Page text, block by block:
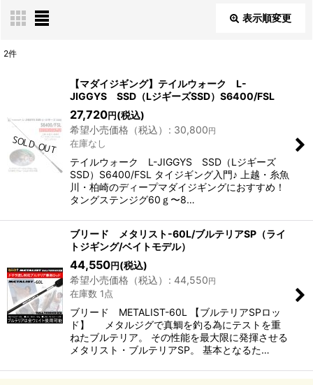
表示順変更
並び順:
絞り込む
2件
【マダイジギング】テイルウォーク L-
JIGGYS SSD（LジギーズSSD）S6400/FSL
27,720円(税込)
希望小売価格（税込）
: 30,800円
在庫なし
テイルウォーク L-JIGGYS SSD（Lジギーズ
SSD）S6400/FSL タイジギング入門♪ 上越・糸魚
川・柏崎のディープマダイジギングにおすすめ！
タングステンジグ60ｇ〜8…
ブリード メタリスト-60L/ブルテリアSP（ライ
トジギング/ベイトモデル）
44,550円(税込)
希望小売価格（税込）
: 44,550円
在庫数 1点
ブリード METALIST-60L 【ブルテリアSPロッ
ド】 メタルジグで真鯛を釣る為にテストを重
ねたブルテリア。 その性能を最大限に発揮させる
メタリスト・ブルテリアSP。 基本となるた…